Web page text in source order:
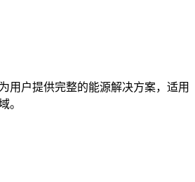
用户提供完整的能源解决方案，适用
。